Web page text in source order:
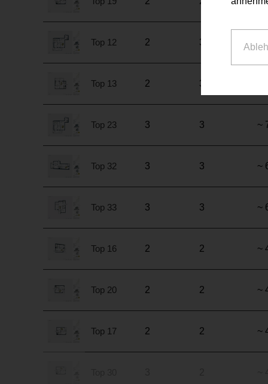
Top 12 2 3 ~
Top 13 2 3
Top 23 3 3 ~
Top 32 3 3 ~
Top 33 3 3 ~
Top 16 2 2 ~
Top 20 2 2 ~
Top 17 2 2 ~